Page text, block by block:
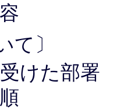
て〕
けた部署